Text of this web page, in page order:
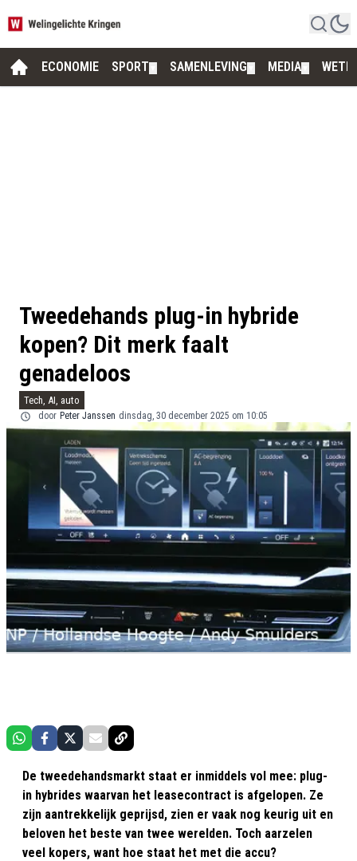
ECONOMIE SPORT SAMENLEVING MEDIA
Tweedehands plug-in hybride
kopen? Dit merk faalt
genadeloos
Tech, AI, auto
door Peter Janssen dinsdag, 30 december 2025 om 10:05
De tweedehandsmarkt staat er inmiddels vol mee: plug-
in hybrides waarvan het leasecontract is afgelopen. Ze
zijn aantrekkelijk geprijsd, zien er vaak nog keurig uit en
beloven het beste van twee werelden. Toch aarzelen
veel kopers, want hoe staat het met die accu?